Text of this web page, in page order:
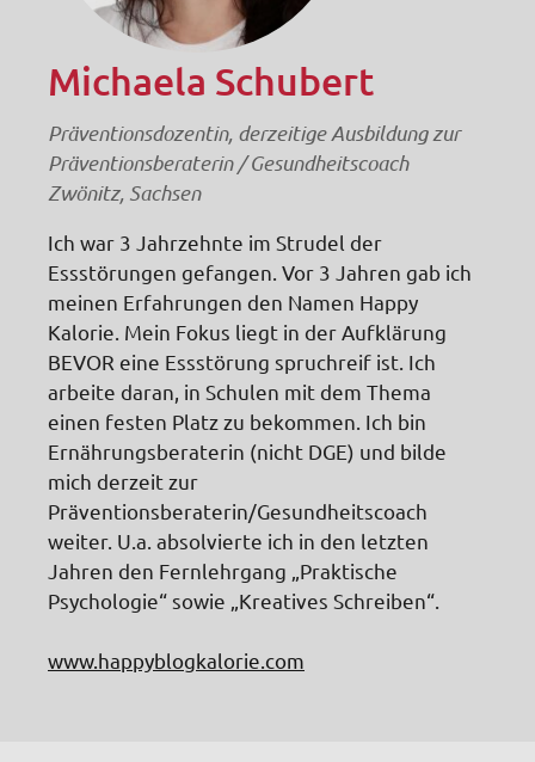
Michaela Schubert
Präventionsdozentin, derzeitige Ausbildung zur
Präventionsberaterin / Gesundheitscoach
Zwönitz, Sachsen
Ich war 3 Jahrzehnte im Strudel der
Essstörungen gefangen. Vor 3 Jahren gab ich
meinen Erfahrungen den Namen Happy
Kalorie. Mein Fokus liegt in der Aufklärung
BEVOR eine Essstörung spruchreif ist. Ich
arbeite daran, in Schulen mit dem Thema
einen festen Platz zu bekommen. Ich bin
Ernährungsberaterin (nicht DGE) und bilde
mich derzeit zur
Präventionsberaterin/Gesundheitscoach
weiter. U.a. absolvierte ich in den letzten
Jahren den Fernlehrgang „Praktische
Psychologie“ sowie „Kreatives Schreiben“.
www.happyblogkalorie.com